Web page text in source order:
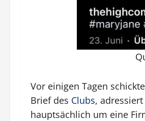
Vor einigen Tagen
Brief des Clubs,
hauptsächlich um eine